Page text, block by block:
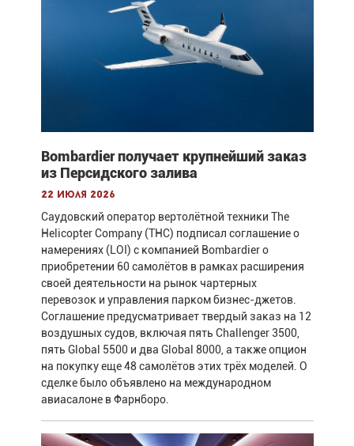
Bombardier получает крупнейший заказ
из Персидского залива
22 июля 2026
Саудовский оператор вертолётной техники The
Helicopter Company (THC) подписал соглашение о
намерениях (LOI) с компанией Bombardier о
приобретении 60 самолётов в рамках расширения
своей деятельности на рынок чартерных
перевозок и управления парком бизнес-джетов.
Соглашение предусматривает твердый заказ на 12
воздушных судов, включая пять Challenger 3500,
пять Global 5500 и два Global 8000, а также опцион
на покупку еще 48 самолётов этих трёх моделей. О
сделке было объявлено на международном
авиасалоне в Фарнборо.